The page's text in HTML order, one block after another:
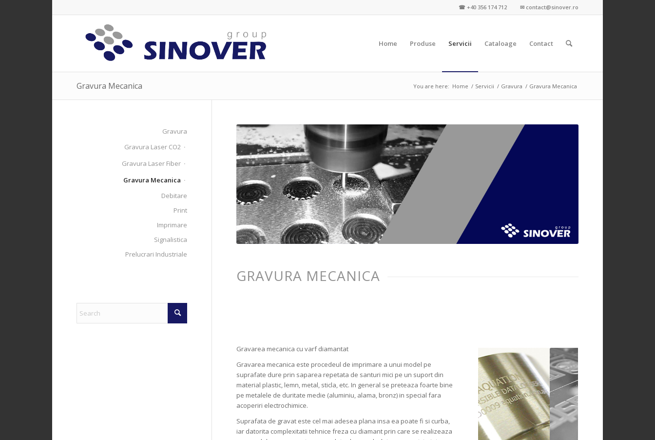
☎ +40 356 174 712 ✉ contact@sinover.ro
Home Produse Servicii Cataloage Contact
Gravura Mecanica You are here: Home / Servicii / Gravura / Gravura Mecanica
GRAVURA MECANICA
Gravarea mecanica cu varf diamantat
Gravarea mecanica este procedeul de imprimare a unui model pe
suprafate dure prin saparea repetata de santuri mici pe un suport din
material plastic, lemn, metal, sticla, etc. In general se preteaza foarte bine
pe metalele de duritate medie (aluminiu, alama, bronz) in special fara
acoperiri electrochimice.
Suprafata de gravat este cel mai adesea plana insa ea poate fi si curba,
iar datorita complexitatii tehnice freza cu diamant prin care se realizeaza
Gravura
Gravura Laser CO2
Gravura Laser Fiber
Gravura Mecanica
Debitare
Print
Imprimare
Signalistica
Prelucrari Industriale